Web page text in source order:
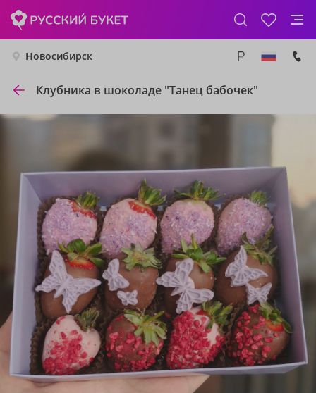
Новосибирск
Клубника в шоколаде "Танец бабочек"